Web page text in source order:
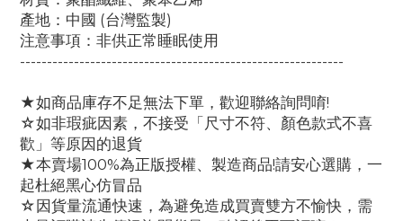
產地：中國 (台灣監製)
注意事項：非供正常睡眠使用
------------------------------------------------------------
★如商品庫存不足無法下單，歡迎聯絡詢問唷!
☆如非瑕疵因素，不接受「尺寸不符、顏色款式不喜
歡」等原因的退貨
★本賣場100%為正版授權、製造商品!請安心選購，一
起杜絕黑心仿冒品
☆因貨量流通快速，為避免造成買賣雙方不愉快，需